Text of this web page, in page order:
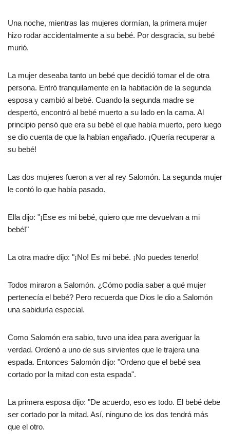
Una noche, mientras las mujeres dormían, la primera mujer
hizo rodar accidentalmente a su bebé. Por desgracia, su bebé
murió.
La mujer deseaba tanto un bebé que decidió tomar el de otra
persona. Entró tranquilamente en la habitación de la segunda
esposa y cambió al bebé. Cuando la segunda madre se
despertó, encontró al bebé muerto a su lado en la cama. Al
principio pensó que era su bebé el que había muerto, pero luego
se dio cuenta de que la habían engañado. ¡Quería recuperar a
su bebé!
Las dos mujeres fueron a ver al rey Salomón. La segunda mujer
le contó lo que había pasado.
Ella dijo: "¡Ese es mi bebé, quiero que me devuelvan a mi
bebé!"
La otra madre dijo: "¡No! Es mi bebé. ¡No puedes tenerlo!
Todos miraron a Salomón. ¿Cómo podía saber a qué mujer
pertenecía el bebé? Pero recuerda que Dios le dio a Salomón
una sabiduría especial.
Como Salomón era sabio, tuvo una idea para averiguar la
verdad. Ordenó a uno de sus sirvientes que le trajera una
espada. Entonces Salomón dijo: "Ordeno que el bebé sea
cortado por la mitad con esta espada".
La primera esposa dijo: "De acuerdo, eso es todo. El bebé debe
ser cortado por la mitad. Así, ninguno de los dos tendrá más
que el otro.